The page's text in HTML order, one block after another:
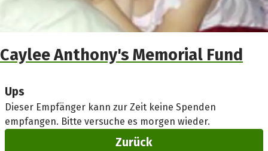
Caylee Anthony's Memorial Fund
Ups
Dieser Empfänger kann zur Zeit keine Spenden
empfangen. Bitte versuche es morgen wieder.
Zurück